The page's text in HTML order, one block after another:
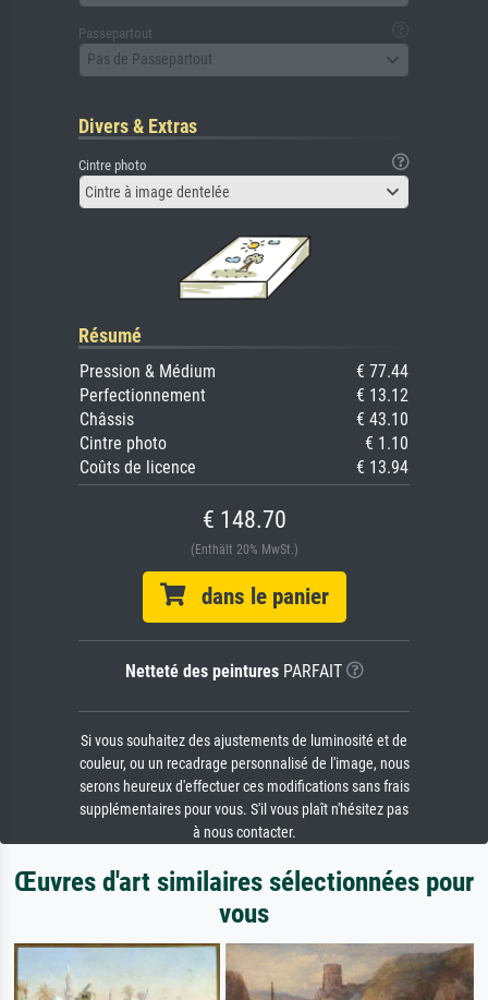
Passepartout
Pas de Passepartout
Divers & Extras
Cintre photo
Cintre à image dentelée
Résumé
Pression & Médium
€ 77.44
Perfectionnement
€ 13.12
Châssis
€ 43.10
Cintre photo
€ 1.10
Coûts de licence
€ 13.94
€ 148.70
(Enthält 20% MwSt.)
dans le panier
Netteté des peinturesPARFAIT
Si vous souhaitez des ajustements de luminosité et de
couleur, ou un recadrage personnalisé de l'image, nous
serons heureux d'effectuer ces modifications sans frais
supplémentaires pour vous. S'il vous plaît n'hésitez pas
à nous contacter.
Œuvres d'art similaires sélectionnées pour
vous